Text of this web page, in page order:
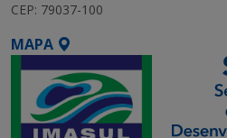
CEP: 79037-100
MAPA